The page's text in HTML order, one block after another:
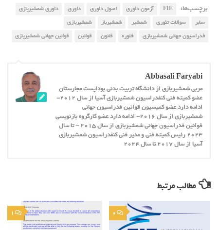
برچسب‌ها: FIE آزمون داوری اصول داوری داوری
داوری شمشیربازی
سابر
سوالات تئوری شمشیر شمشیرباز
شمشیربازی
فدراسیون جهانی شمشیربازی
فلوره قانون قوانین قوانین جهانی شمشیربازی
Abbasali Faryabi
مربی شمشیربازی از دانشگاه تربیت بدنی بوداپست مجارستان
عضو کمیته فنی کنفدراسیون شمشیربازی آسیا از سال 2012-
ادامه دارد عضو کمیسیون قوانین فدراسیون جهانی
شمشیربازی از سال 2016- ادامه دارد عضو کارگروه بازنویسی
قوانین فدراسیون جهانی شمشیربازی از سال 2015 - تا سال
2023 رئیس کمیته فنی و مدیر فنی کنفدراسیون شمشیربازی
آسیا از سال 2017 تا سال 2024
مطالب مرتبط
0
1